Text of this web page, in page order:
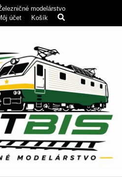
modelárstvo
účet Košík